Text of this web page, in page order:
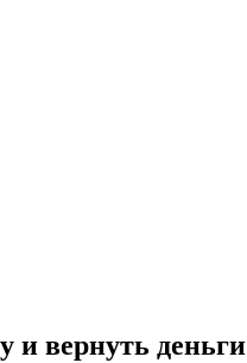
и вернуть деньги